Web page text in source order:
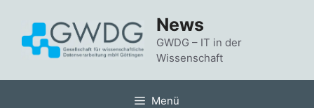
springen
News
GWDG – IT in der
Wissenschaft
Menü